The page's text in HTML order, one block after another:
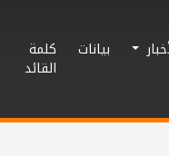
بيانات كلمة
القائد